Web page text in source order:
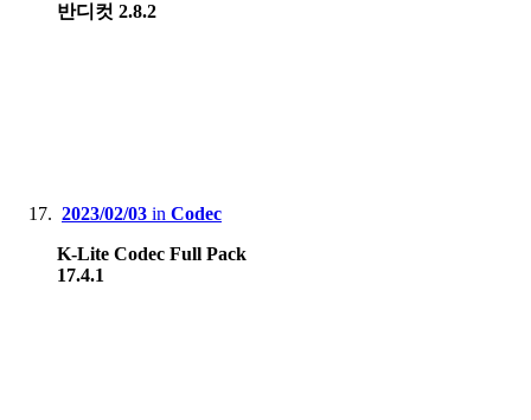
반디컷 2.8.2
2023/02/03 in Codec
K-Lite Codec Full Pack
17.4.1